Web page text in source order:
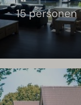
15 personen